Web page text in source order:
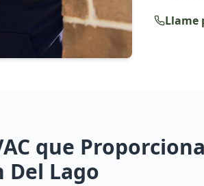
Llame
que
Del Lago